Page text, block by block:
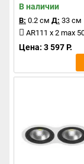
В наличии
В: 0.2 см Д: 33 см
AR111 x 2 max
Цена: 3 597 Р.